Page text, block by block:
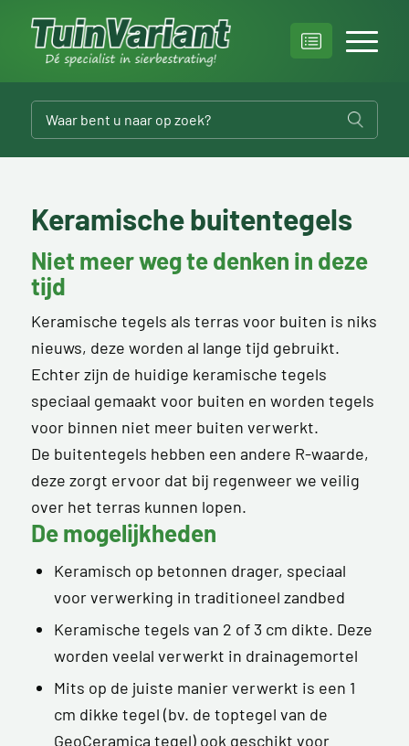
Keramische buitentegels
Niet meer weg te denken in deze
tijd
Keramische tegels als terras voor buiten is niks
nieuws, deze worden al lange tijd gebruikt.
Echter zijn de huidige keramische tegels
speciaal gemaakt voor buiten en worden tegels
voor binnen niet meer buiten verwerkt.
De buitentegels hebben een andere R-waarde,
deze zorgt ervoor dat bij regenweer we veilig
over het terras kunnen lopen.
De mogelijkheden
Keramisch op betonnen drager, speciaal
voor verwerking in traditioneel zandbed
Keramische tegels van 2 of 3 cm dikte. Deze
worden veelal verwerkt in drainagemortel
Mits op de juiste manier verwerkt is een 1
cm dikke tegel (bv. de toptegel van de
GeoCeramica tegel) ook geschikt voor